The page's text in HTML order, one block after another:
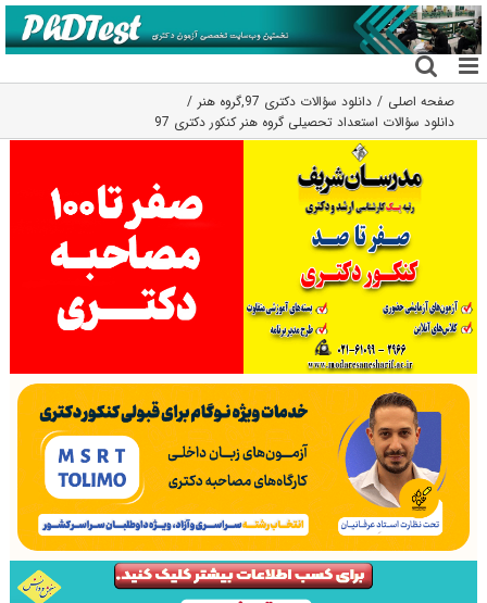
رفتن
به
محتوا
صفحه اصلی دانلود سؤالات دکتری 97 ,گروه هنر
دانلود سؤالات استعداد تحصیلی گروه هنر کنکور دکتری 97